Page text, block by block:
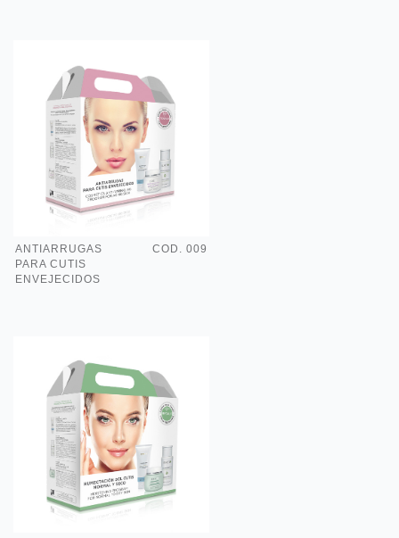
ANTIARRUGAS
PARA CUTIS
ENVEJECIDOS
COD. 009